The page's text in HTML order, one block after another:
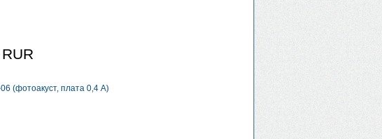
(фотоакуст, плата 0,4 А)